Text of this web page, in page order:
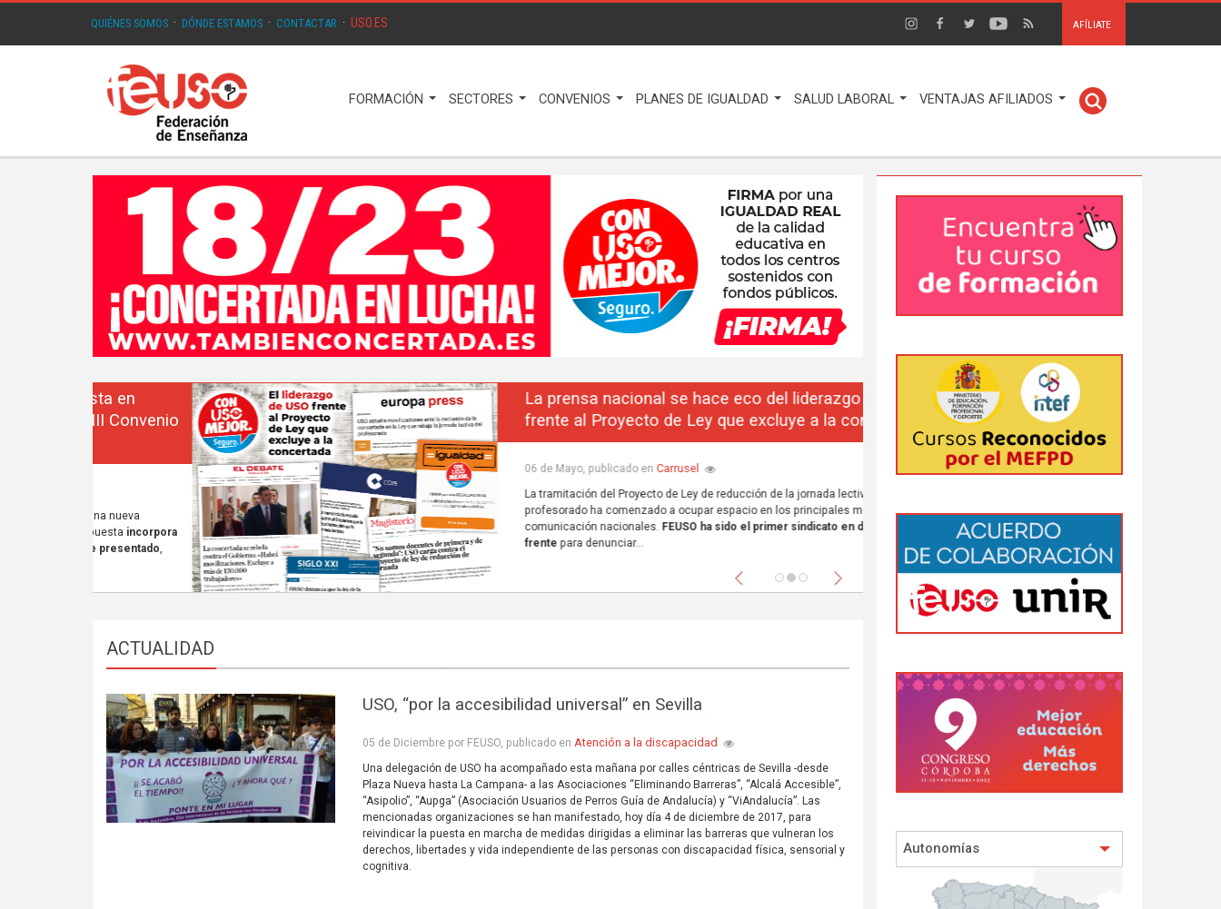
QUIÉNES SOMOS · DÓNDE ESTAMOS · CONTACTAR · USO.ES AFÍLIATE
FORMACIÓN SECTORES CONVENIOS PLANES DE IGUALDAD SALUD LABORAL VENTAJAS AFILIADOS
La prensa nacional se hace eco del liderazgo de FEUSO
frente al Proyecto de Ley que excluye a la concertada
06 de Mayo, publicado en Carrusel
La tramitación del Proyecto de Ley de reducción de la jornada lectiva del
profesorado ha comenzado a ocupar espacio en los principales medios de
comunicación nacionales.FEUSO ha sido el primer sindicato en dar un paso al
frentepara denunciar...
Anterior Siguiente
ACTUALIDAD
USO, “por la accesibilidad universal” en Sevilla
05 de Diciembre por FEUSO, publicado enAtención a la discapacidad
Una delegación de USO ha acompañado esta mañana por calles céntricas de Sevilla -desde
Plaza Nueva hasta La Campana- a las Asociaciones “Eliminando Barreras”, “Alcalá Accesible”,
“Asipolio”, “Aupga” (Asociación Usuarios de Perros Guía de Andalucía) y “ViAndalucía”. Las
mencionadas organizaciones se han manifestado, hoy día 4 de diciembre de 2017, para
reivindicar la puesta en marcha de medidas dirigidas a eliminar las barreras que vulneran los
derechos, libertades y vida independiente de las personas con discapacidad física, sensorial y
cognitiva.
Autonomías